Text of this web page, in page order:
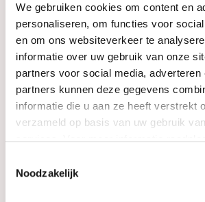
We gebruiken cookies om content en
personaliseren, om functies voor
en om ons websiteverkeer te
informatie over uw gebruik van onze
partners voor social media, adverteren
partners kunnen deze gegevens
informatie die u aan ze heeft verstrekt
verzameld op basis van uw gebruik
Noodzakelijk
Horloges
Juwelen
Trouwringen
PRE-OWNED
Informatie